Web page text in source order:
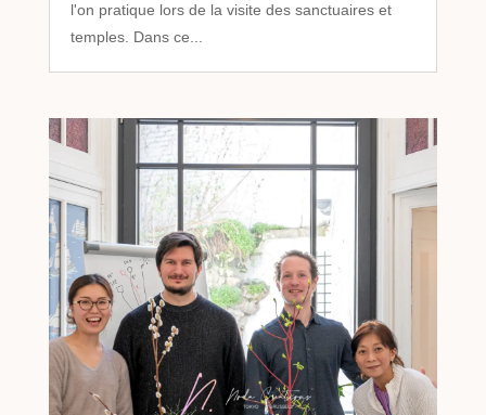
l'on pratique lors de la visite des sanctuaires et
temples. Dans ce...